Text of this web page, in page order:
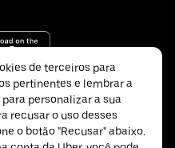
de terceiros para
pertinentes e lembrar a
personalizar a sua
recusar o uso desses
o botão "Recusar" abaixo.